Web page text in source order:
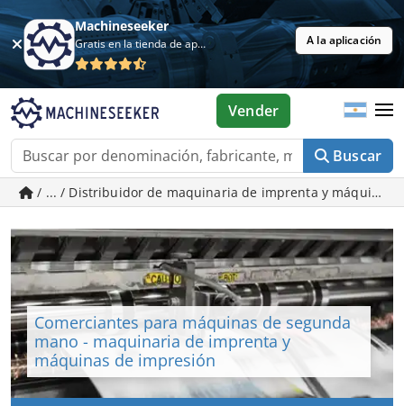
Machineseeker
Gratis en la tienda de aplicaciones A la aplicación
Buscar
Vender
/ ... / Distribuidor de maquinaria de imprenta y máquinas
Comerciantes para máquinas de segunda
mano - maquinaria de imprenta y
máquinas de impresión